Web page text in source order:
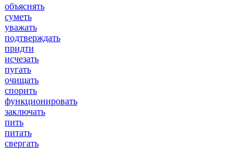
объяснять
суметь
уважать
подтверждать
придти
исчезать
пугать
очищать
спорить
функционировать
заключать
пить
питать
свергать